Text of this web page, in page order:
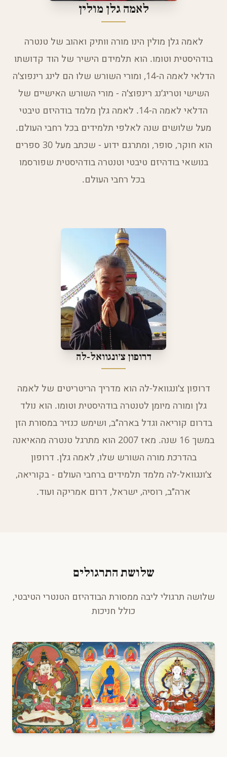
לאמה גלן מולין
לאמה גלן מולין הינו מורה וותיק ואהוב של טנטרה
בודהיסטית וטומו. הוא תלמידם הישיר של הוד קדושתו
הדלאי לאמה ה-14, ומורי השורש שלו הם לינג רינפוצ׳ה
השישי וטריג׳נג רינפוצ׳ה - מורי השורש האישיים של
הדלאי לאמה ה-14. לאמה גלן מלמד בודהיזם טיבטי
מעל שלושים שנה לאלפי תלמידים בכל רחבי העולם.
הוא חוקר, סופר, ומתרגם ידוע - שכתב מעל 30 ספרים
בנושאי בודהיזם טיבטי וטנטרה בודהיסטית שפורסמו
בכל רחבי העולם.
דרופון צ׳ונגוואל-לה
דרופון צ׳ונגוואל-לה הוא מדריך הריטריטים של לאמה
גלן ומורה מיומן לטנטרה בודהיסטית וטומו. הוא נולד
בדרום קוריאה וגדל בארה״ב, ושימש כנזיר במסורת הזן
במשך 16 שנה. מאז 2007 הוא מתרגל טנטרה מהאיאנה
בהדרכת מורה השורש שלו, לאמה גלן. דרופון
צ׳ונגוואל-לה מלמד תלמידים ברחבי העולם - בקוריאה,
ארה״ב, רוסיה, ישראל, דרום אמריקה ועוד.
שלושת התרגולים
שלושה תרגולי ליבה ממסורת הבודהיזם הטנטרי הטיבטי,
כולל חניכות